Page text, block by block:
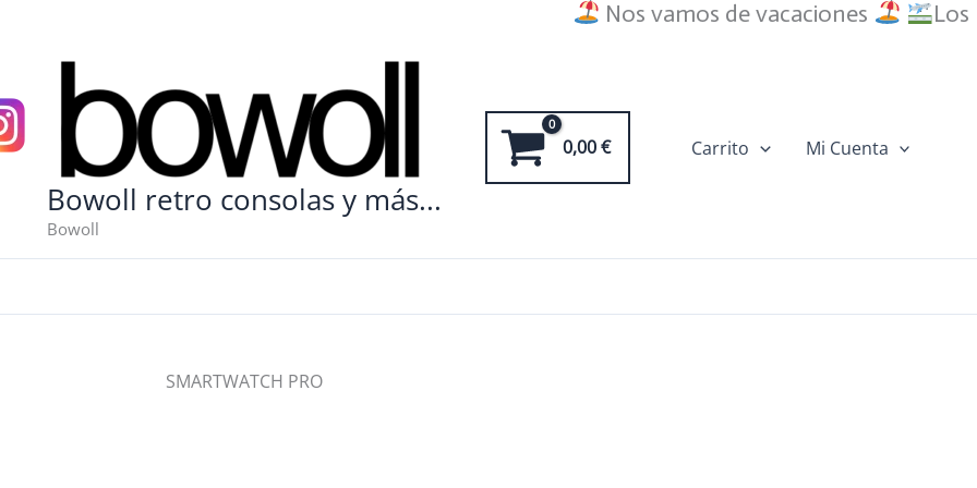
Nos vamos de vacaciones Los
Bowoll retro consolas y más...
Bowoll
0,00€ Carrito Mi Cuenta
SMARTWATCH PRO